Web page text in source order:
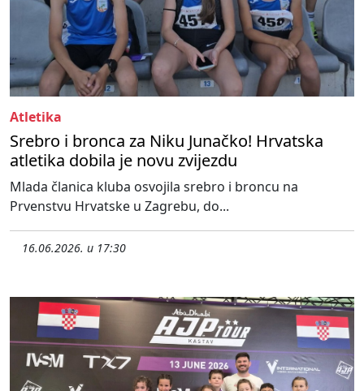
Atletika
Srebro i bronca za Niku Junačko! Hrvatska
atletika dobila je novu zvijezdu
Mlada članica kluba osvojila srebro i broncu na
Prvenstvu Hrvatske u Zagrebu, do...
16.06.2026. u 17:30